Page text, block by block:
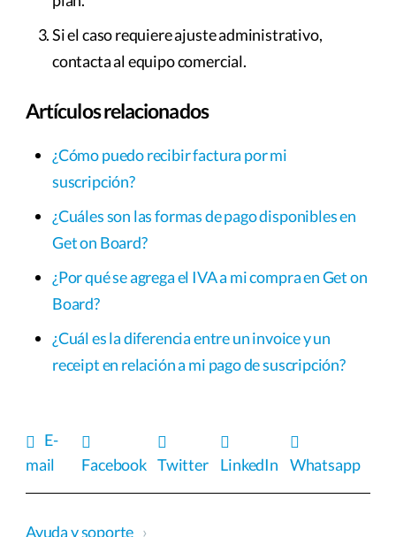
Si el caso requiere ajuste administrativo,
contacta al equipo comercial.
Artículos relacionados
¿Cómo puedo recibir factura por mi
suscripción?
¿Cuáles son las formas de pago disponibles en
Get on Board?
¿Por qué se agrega el IVA a mi compra en Get on
Board?
¿Cuál es la diferencia entre un invoice y un
receipt en relación a mi pago de suscripción?
E-
mail
Facebook Twitter LinkedIn Whatsapp
Ayuda y soporte ›